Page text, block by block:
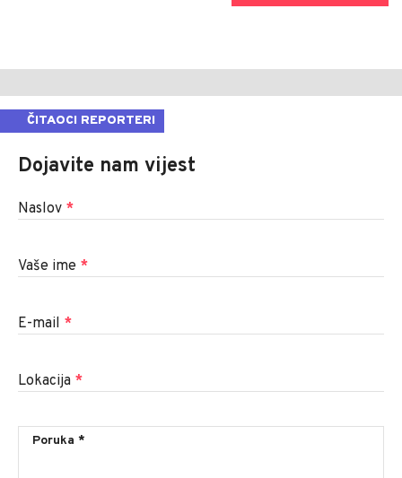
ČITAOCI REPORTERI
Dojavite nam vijest
Naslov *
Vaše ime *
E-mail *
Lokacija *